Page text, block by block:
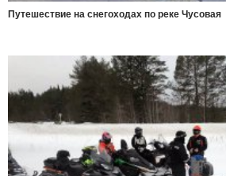
Путешествие на снегоходах по реке Чусовая